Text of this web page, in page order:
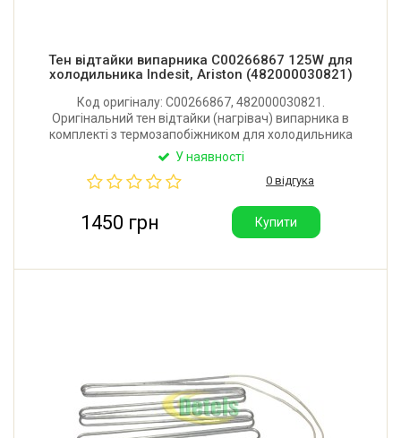
Тен відтайки випарника C00266867 125W для
холодильника Indesit, Ariston (482000030821)
Код оригіналу: C00266867, 482000030821.
Оригінальний тен відтайки (нагрівач) випарника в
комплекті з термозапобіжником для холодильника
Indesit, Ariston, Hotpoint-Ariston. Максимальна
Виробник: Італія.
У наявності
0 відгука
1450 грн Купити